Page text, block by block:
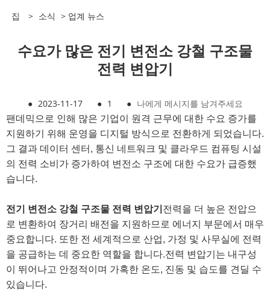
집 > 소식 > 업계 뉴스
수요가 많은 전기 변전소 강철 구조물
전력 변압기
● 2023-11-17 ● 1 ● 나에게 메시지를 남겨주세요
팬데믹으로 인해 많은 기업이 원격 근무에 대한 수요 증가를
지원하기 위해 운영을 디지털 방식으로 전환하게 되었습니다.
그 결과 데이터 센터, 통신 네트워크 및 클라우드 컴퓨팅 시설
의 전력 소비가 증가하여 변전소 구조에 대한 수요가 급증했
습니다.
전기 변전소 강철 구조물 전력 변압기 전력을 더 높은 전압으
로 변환하여 장거리 배전을 지원하므로 에너지 부문에서 매우
중요합니다. 또한 전 세계적으로 산업, 가정 및 사무실에 전력
을 공급하는 데 중요한 역할을 합니다.전력 변압기는 내구성
이 뛰어나고 안정적이며 가혹한 온도, 진동 및 습도를 견딜 수
있습니다.